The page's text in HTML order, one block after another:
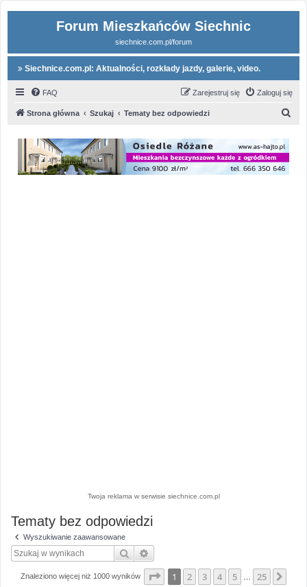
Forum Mieszkańców Siechnic
siechnice.com.pl/forum
Siechnice.com.pl: Aktualności, rozkłady jazdy, galerie, video.
FAQ Zaloguj się
Zarejestruj się
Strona główna Szukaj Tematy bez odpowiedzi
Twoja reklama w serwisie siechnice.com.pl
Tematy bez odpowiedzi
Wyszukiwanie zaawansowane
Szukaj
Znaleziono więcej niż 1000 wyników Strona z25
1 2 3 4 5 25